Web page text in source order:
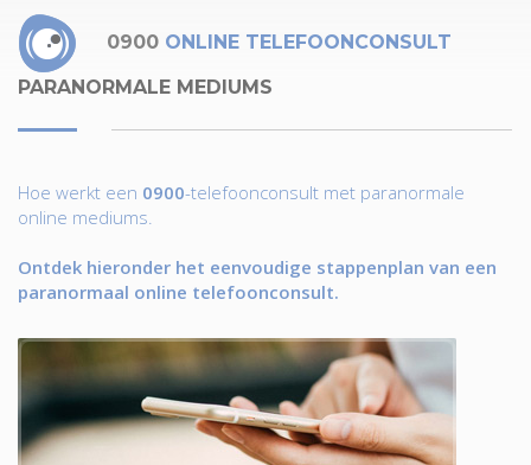
0900 ONLINE TELEFOONCONSULT
PARANORMALE MEDIUMS
Hoe werkt een 0900-telefoonconsult met paranormale
online mediums.
Ontdek hieronder het eenvoudige stappenplan van een
paranormaal online telefoonconsult.